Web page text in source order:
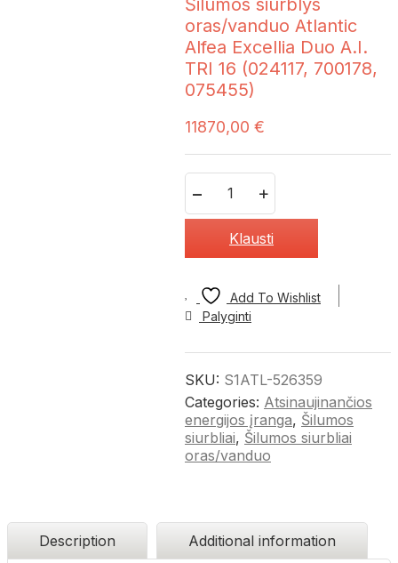
Šilumos siurblys
oras/vanduo Atlantic
Alfea Excellia Duo A.I.
TRI 16 (024117, 700178,
075455)
11870,00 €
Klausti
Add To Wishlist
Palyginti
SKU: S1ATL-526359
Categories: Atsinaujinančios
energijos įranga, Šilumos
siurbliai, Šilumos siurbliai
oras/vanduo
Description Additional information